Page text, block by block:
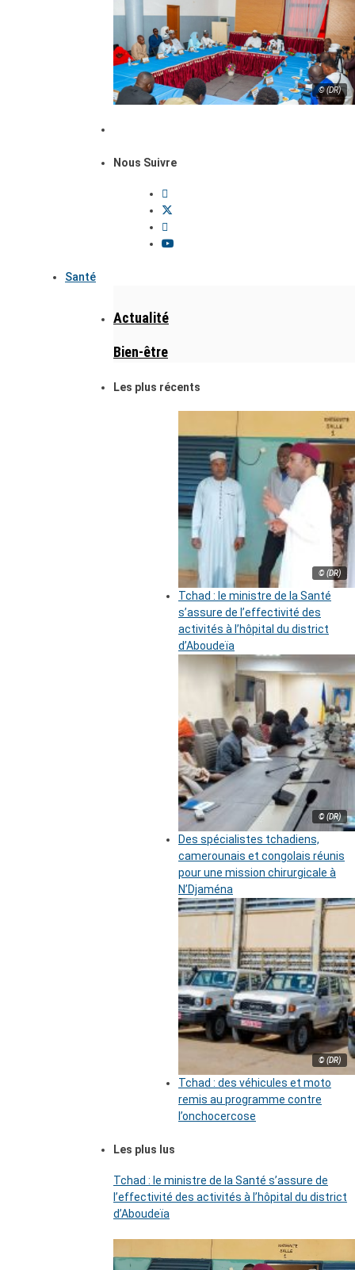
© (DR)
Nous Suivre
Santé
Actualité
Bien-être
Les plus récents
© (DR)
Tchad : le ministre de la Santé
s’assure de l’effectivité des
activités à l’hôpital du district
d’Aboudeïa
© (DR)
Des spécialistes tchadiens,
camerounais et congolais réunis
pour une mission chirurgicale à
N’Djaména
© (DR)
Tchad : des véhicules et moto
remis au programme contre
l’onchocercose
Les plus lus
Tchad : le ministre de la Santé s’assure de
l’effectivité des activités à l’hôpital du district
d’Aboudeïa